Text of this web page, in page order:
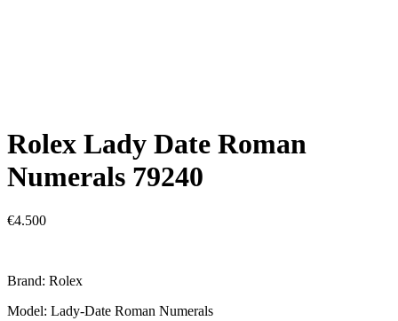
Rolex Lady Date Roman
Numerals 79240
€4.500
Brand: Rolex
Model: Lady-Date Roman Numerals